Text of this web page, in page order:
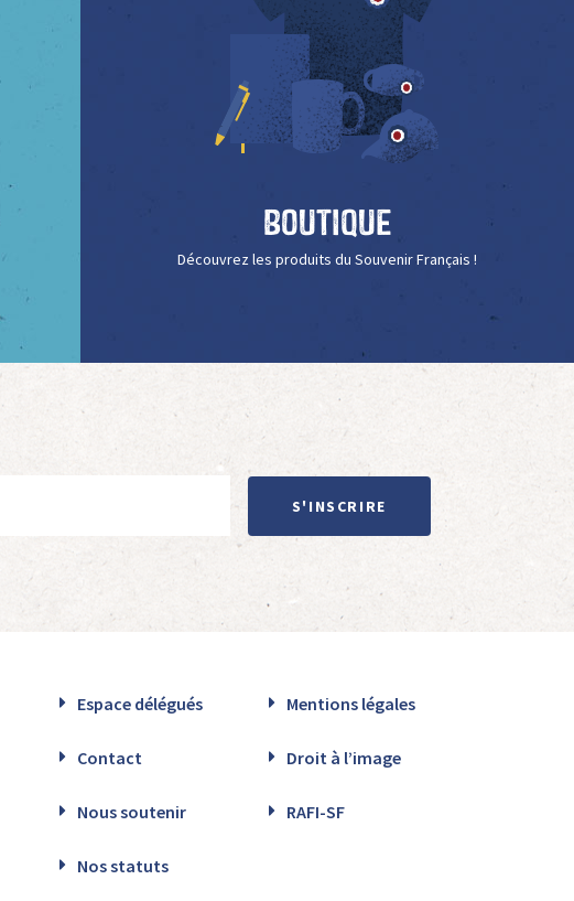
Boutique
Découvrez les produits du Souvenir Français !
S'INSCRIRE
Espace délégués Mentions légales
Contact Droit à l’image
Nous soutenir RAFI-SF
Nos statuts